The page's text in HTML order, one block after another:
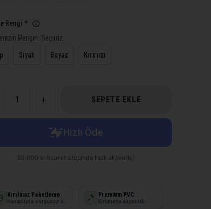
Rengi *
Rengini Seçiniz.
Siyah Beyaz Kırmızı
SEPETE EKLE
Kırılmaz Paketleme Premium PVC
Kırılmaya dayanıklı